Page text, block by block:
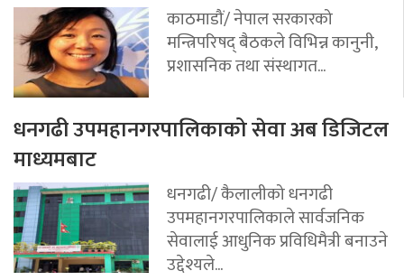
काठमाडौं/ नेपाल सरकारको
मन्त्रिपरिषद् बैठकले विभिन्न कानुनी,
प्रशासनिक तथा संस्थागत...
धनगढी उपमहानगरपालिकाको सेवा अब डिजिटल
माध्यमबाट
धनगढी/ कैलालीको धनगढी
उपमहानगरपालिकाले सार्वजनिक
सेवालाई आधुनिक प्रविधिमैत्री बनाउने
उद्देश्यले...